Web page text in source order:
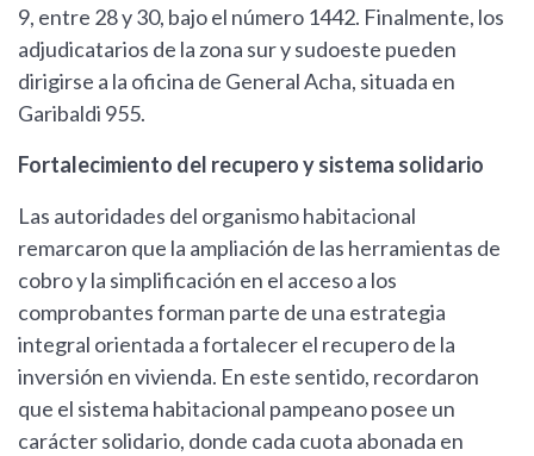
9, entre 28 y 30, bajo el número 1442. Finalmente, los
adjudicatarios de la zona sur y sudoeste pueden
dirigirse a la oficina de General Acha, situada en
Garibaldi 955.
Fortalecimiento del recupero y sistema solidario
Las autoridades del organismo habitacional
remarcaron que la ampliación de las herramientas de
cobro y la simplificación en el acceso a los
comprobantes forman parte de una estrategia
integral orientada a fortalecer el recupero de la
inversión en vivienda. En este sentido, recordaron
que el sistema habitacional pampeano posee un
carácter solidario, donde cada cuota abonada en